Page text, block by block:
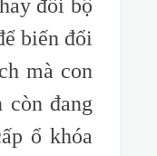
đổi bộ
biến đổi
mà con
còn đang
ổ khóa